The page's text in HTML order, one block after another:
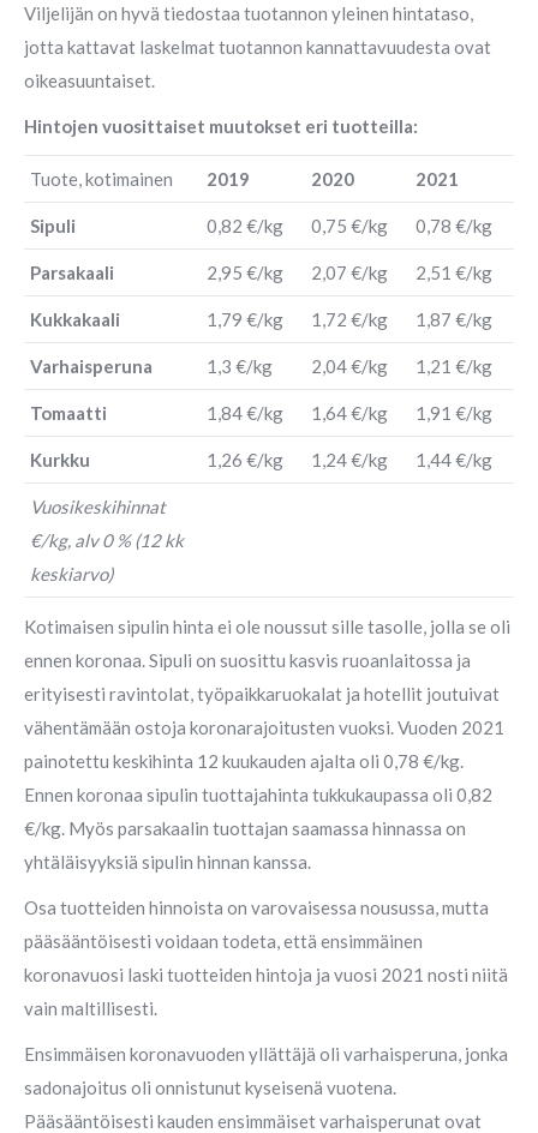
Viljelijän on hyvä tiedostaa tuotannon yleinen hintataso,
jotta kattavat laskelmat tuotannon kannattavuudesta ovat
oikeasuuntaiset.
Hintojen vuosittaiset muutokset eri tuotteilla:
Tuote, kotimainen 2019 2020 2021
Sipuli 0,82 €/kg 0,75 €/kg 0,78 €/kg
Parsakaali 2,95 €/kg 2,07 €/kg 2,51 €/kg
Kukkakaali 1,79 €/kg 1,72 €/kg 1,87 €/kg
Varhaisperuna 1,3 €/kg 2,04 €/kg 1,21 €/kg
Tomaatti 1,84 €/kg 1,64 €/kg 1,91 €/kg
Kurkku 1,26 €/kg 1,24 €/kg 1,44 €/kg
Vuosikeskihinnat
€/kg, alv 0 % (12 kk
keskiarvo)
Kotimaisen sipulin hinta ei ole noussut sille tasolle, jolla se oli
ennen koronaa. Sipuli on suosittu kasvis ruoanlaitossa ja
erityisesti ravintolat, työpaikkaruokalat ja hotellit joutuivat
vähentämään ostoja koronarajoitusten vuoksi. Vuoden 2021
painotettu keskihinta 12 kuukauden ajalta oli 0,78 €/kg.
Ennen koronaa sipulin tuottajahinta tukkukaupassa oli 0,82
€/kg. Myös parsakaalin tuottajan saamassa hinnassa on
yhtäläisyyksiä sipulin hinnan kanssa.
Osa tuotteiden hinnoista on varovaisessa nousussa, mutta
pääsääntöisesti voidaan todeta, että ensimmäinen
koronavuosi laski tuotteiden hintoja ja vuosi 2021 nosti niitä
vain maltillisesti.
Ensimmäisen koronavuoden yllättäjä oli varhaisperuna, jonka
sadonajoitus oli onnistunut kyseisenä vuotena.
Pääsääntöisesti kauden ensimmäiset varhaisperunat ovat